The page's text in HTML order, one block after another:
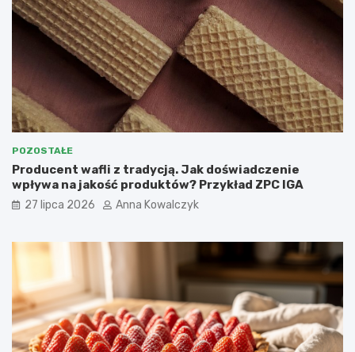
POZOSTAŁE
Producent wafli z tradycją. Jak doświadczenie
wpływa na jakość produktów? Przykład ZPC IGA
27 lipca 2026 Anna Kowalczyk